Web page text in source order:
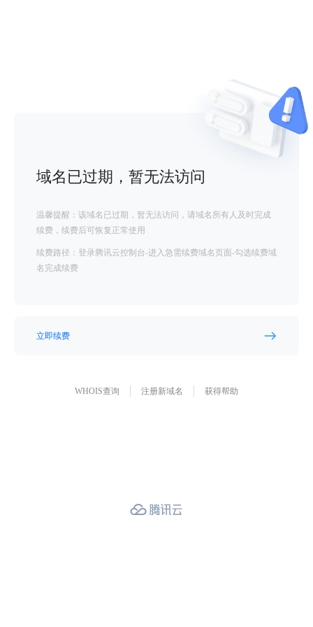
域名已过期，暂无法访问
温馨提醒：该域名已过期，暂无法访问，请域名所有人及时完成
续费，续费后可恢复正常使用
续费路径：登录腾讯云控制台-进入急需续费域名页面-勾选续费域
名完成续费
立即续费
WHOIS查询 注册新域名 获得帮助